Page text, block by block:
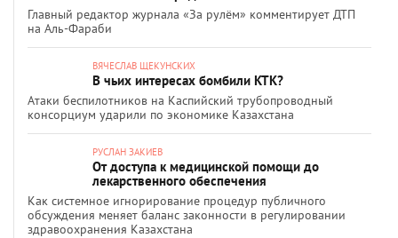
Главный редактор журнала «За рулём» комментирует ДТП
на Аль-Фараби
ВЯЧЕСЛАВ ЩЕКУНСКИХ
В чьих интересах бомбили КТК?
Атаки беспилотников на Каспийский трубопроводный
консорциум ударили по экономике Казахстана
РУСЛАН ЗАКИЕВ
От доступа к медицинской помощи до
лекарственного обеспечения
Как системное игнорирование процедур публичного
обсуждения меняет баланс законности в регулировании
здравоохранения Казахстана